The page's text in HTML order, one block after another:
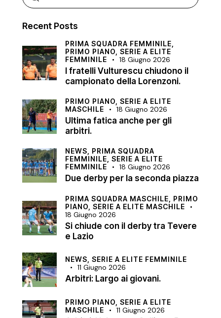
Recent Posts
PRIMA SQUADRA FEMMINILE,
PRIMO PIANO, SERIE A ELITE
FEMMINILE
18 Giugno 2026
I fratelli Vulturescu chiudono il
campionato della Lorenzoni.
PRIMO PIANO, SERIE A ELITE
MASCHILE
18 Giugno 2026
Ultima fatica anche per gli
arbitri.
NEWS, PRIMA SQUADRA
FEMMINILE, SERIE A ELITE
FEMMINILE
18 Giugno 2026
Due derby per la seconda piazza
PRIMA SQUADRA MASCHILE, PRIMO
PIANO, SERIE A ELITE MASCHILE
18 Giugno 2026
Si chiude con il derby tra Tevere
e Lazio
NEWS, SERIE A ELITE FEMMINILE
11 Giugno 2026
Arbitri: Largo ai giovani.
PRIMO PIANO, SERIE A ELITE
MASCHILE
11 Giugno 2026